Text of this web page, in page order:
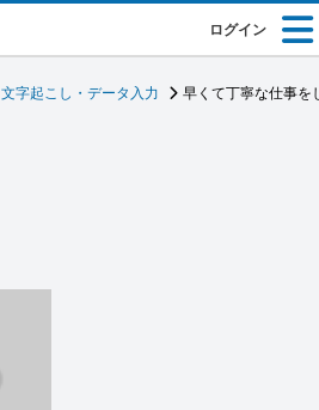
ログイン
文字起こし・データ入力 早くて丁寧な仕事を